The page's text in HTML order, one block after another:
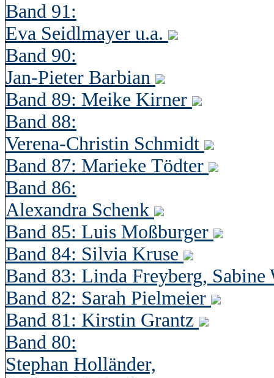
Band 91:
Eva Seidlmayer u.a.
Band 90:
Jan-Pieter Barbian
Band 89: Meike Kirner
Band 88:
Verena-Christin Schmidt
Band 87: Marieke Tödter
Band 86:
Alexandra Schenk
Band 85: Luis Moßburger
Band 84: Silvia Kruse
Band 83: Linda Freyberg,
Band 82: Sarah Pielmeier
Band 81: Kirstin Grantz
Band 80:
Stephan Holländer,